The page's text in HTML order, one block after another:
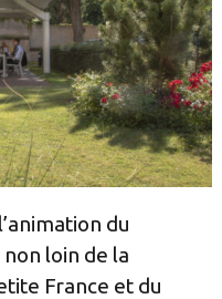
du
loin de la
France et du